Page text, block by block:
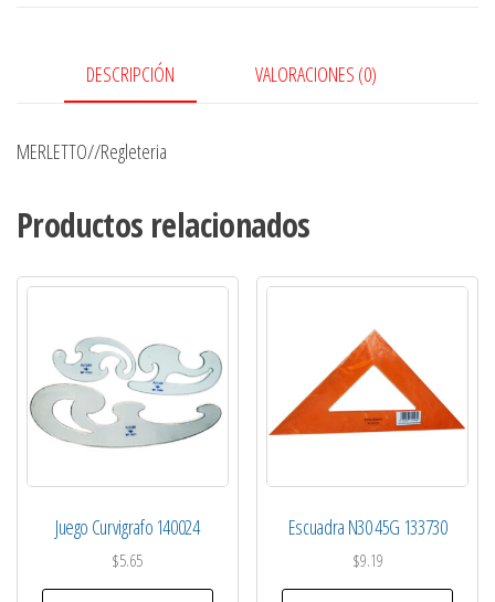
DESCRIPCIÓN VALORACIONES (0)
MERLETTO//Regleteria
Productos relacionados
Juego Curvigrafo 140024
$5.65
Escuadra N30 45G 133730
$9.19